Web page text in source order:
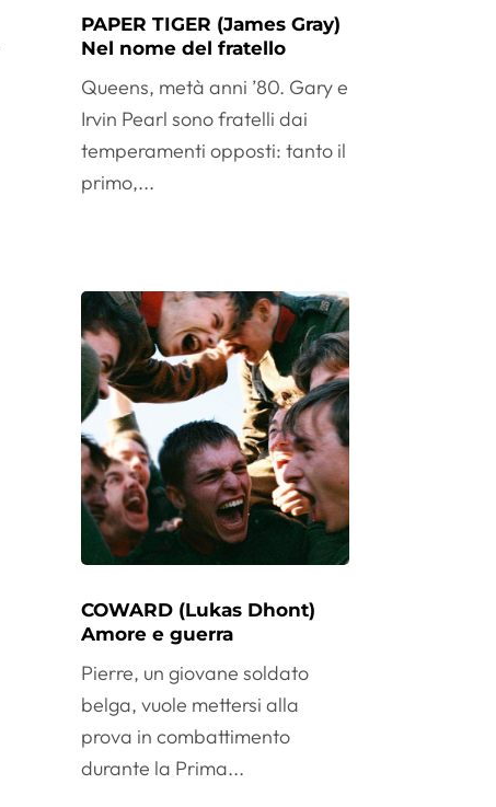
PAPER TIGER (James Gray)
Nel nome del fratello
Queens, metà anni ’80. Gary e
Irvin Pearl sono fratelli dai
temperamenti opposti: tanto il
primo,...
COWARD (Lukas Dhont)
Amore e guerra
Pierre, un giovane soldato
belga, vuole mettersi alla
prova in combattimento
durante la Prima...